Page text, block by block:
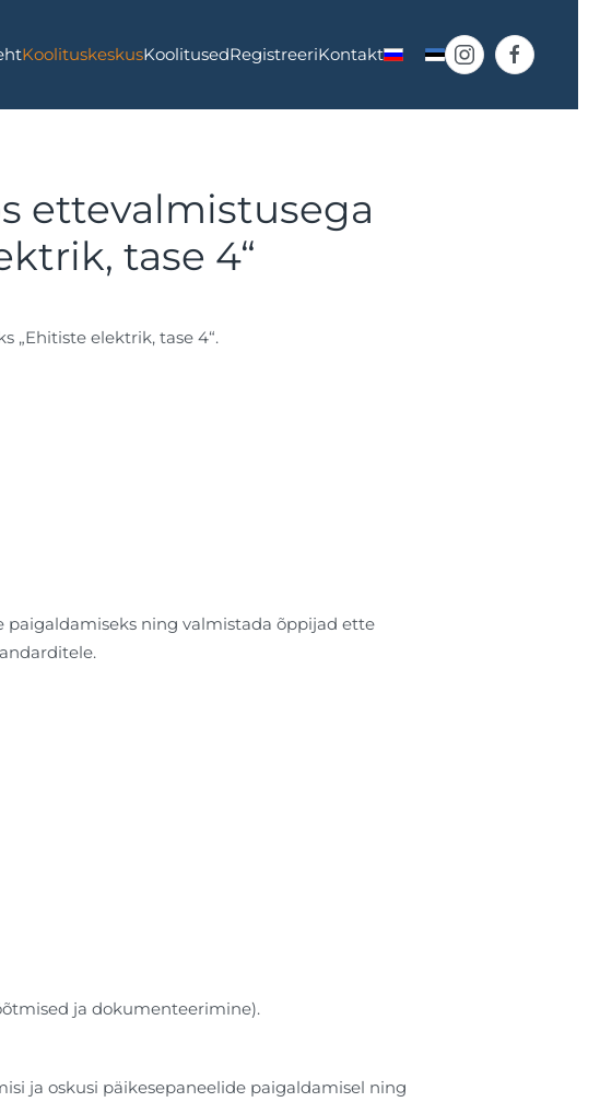
KoolituskeskusKoolitusedRegistreeriKontakt
ettevalmistusega
tase 4“
„Ehitiste elektrik, tase 4“.
paigaldamiseks ning valmistada õppijad ette
ja dokumenteerimine).
ja oskusi päikesepaneelide paigaldamisel ning